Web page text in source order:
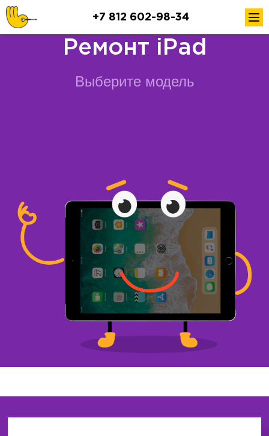
+7 812 602-98-34
Ремонт iPad
Выберите модель